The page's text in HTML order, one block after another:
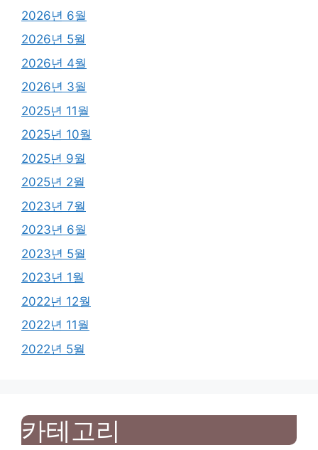
2026년 6월
2026년 5월
2026년 4월
2026년 3월
2025년 11월
2025년 10월
2025년 9월
2025년 2월
2023년 7월
2023년 6월
2023년 5월
2023년 1월
2022년 12월
2022년 11월
2022년 5월
카테고리